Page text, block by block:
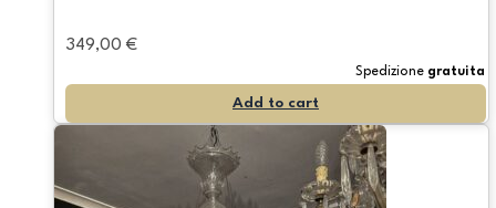
349,00 €
Spedizione gratuita
Add to cart